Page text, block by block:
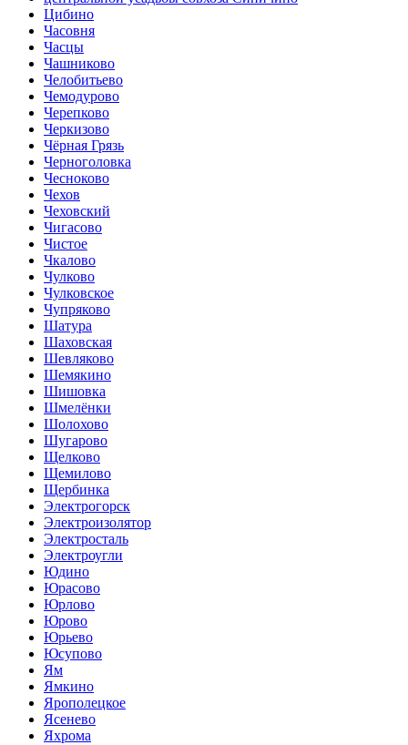
Цибино
Часовня
Часцы
Чашниково
Челобитьево
Чемодурово
Черепково
Черкизово
Чёрная Грязь
Черноголовка
Чесноково
Чехов
Чеховский
Чигасово
Чистое
Чкалово
Чулково
Чулковское
Чупряково
Шатура
Шаховская
Шевляково
Шемякино
Шишовка
Шмелёнки
Шолохово
Шугарово
Щелково
Щемилово
Щербинка
Электрогорск
Электроизолятор
Электросталь
Электроугли
Юдино
Юрасово
Юрлово
Юрово
Юрьево
Юсупово
Ям
Ямкино
Ярополецкое
Ясенево
Яхрома